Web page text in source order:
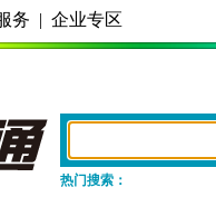
务 | 企业专区
热门搜索：